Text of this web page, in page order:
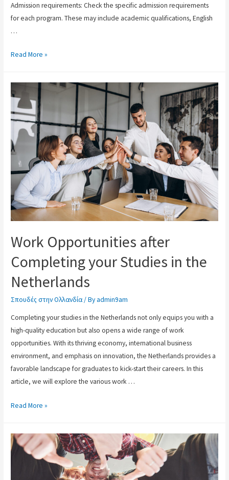
Admission requirements: Check the specific admission requirements
for each program. These may include academic qualifications, English
…
Read More »
Work Opportunities after
Completing your Studies in the
Netherlands
Σπουδές στην Ολλανδία/ Byadmin9am
Completing your studies in the Netherlands not only equips you with a
high-quality education but also opens a wide range of work
opportunities. With its thriving economy, international business
environment, and emphasis on innovation, the Netherlands provides a
favorable landscape for graduates to kick-start their careers. In this
article, we will explore the various work …
Read More »